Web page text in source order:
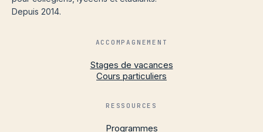
Depuis 2014.
ACCOMPAGNEMENT
Stages de vacances
Cours particuliers
RESSOURCES
Programmes